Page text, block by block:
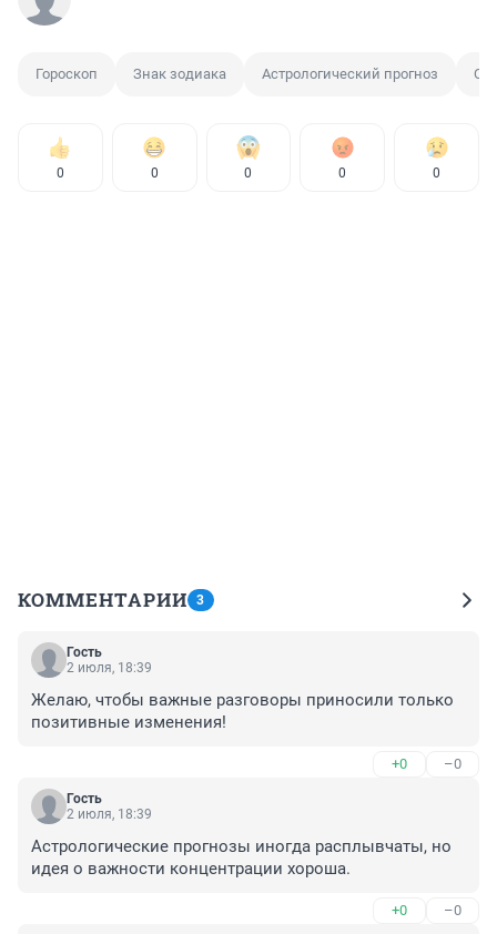
Гороскоп Знак зодиака Астрологический прогноз
0 0 0 0 0
КОММЕНТАРИИ 3
Гость
2 июля, 18:39
Желаю, чтобы важные разговоры приносили только
позитивные изменения!
+0 –0
Гость
2 июля, 18:39
Астрологические прогнозы иногда расплывчаты, но
идея о важности концентрации хороша.
+0 –0